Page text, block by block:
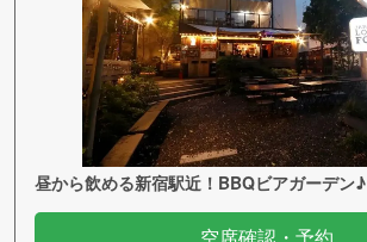
昼から飲める新宿駅近！BBQビアガーデン♪